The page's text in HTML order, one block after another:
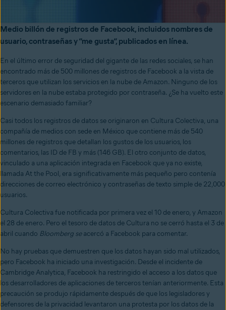
Medio billón de registros de Facebook, incluidos nombres de
usuario, contraseñas y “me gusta“, publicados en línea.
En el último error de seguridad del gigante de las redes sociales, se han
encontrado más de 500 millones de registros de Facebook a la vista de
terceros que utilizan los servicios en la nube de Amazon. Ninguno de los
servidores en la nube estaba protegido por contraseña. ¿Se ha vuelto este
escenario demasiado familiar?
Casi todos los registros de datos se originaron en Cultura Colectiva, una
compañía de medios con sede en México que contiene más de 540
millones de registros que detallan los gustos de los usuarios, los
comentarios, las ID de FB y más (146 GB). El otro conjunto de datos,
vinculado a una aplicación integrada en Facebook que ya no existe,
llamada At the Pool, era significativamente más pequeño pero contenía
direcciones de correo electrónico y contraseñas de texto simple de 22,000
usuarios.
Cultura Colectiva fue notificada por primera vez el 10 de enero, y Amazon
el 28 de enero. Pero el tesoro de datos de Cultura no se cerró hasta el 3 de
abril cuando Bloomberg seacercó a Facebook para comentar.
No hay pruebas que demuestren que los datos hayan sido mal utilizados,
pero Facebook ha iniciado una investigación. Desde el incidente de
Cambridge Analytica, Facebook ha restringido el acceso a los datos que
los desarrolladores de aplicaciones de terceros tenían anteriormente. Esta
precaución se produjo rápidamente después de que los legisladores y
defensores de la privacidad levantaron una protesta por los datos de la